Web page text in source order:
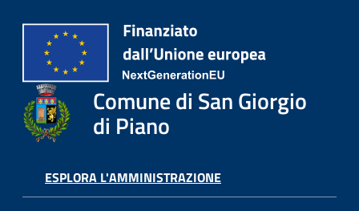
Comune di San Giorgio
di Piano
ESPLORA L'AMMINISTRAZIONE